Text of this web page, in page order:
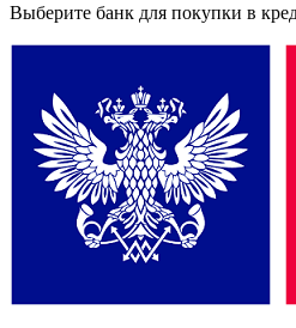
Выберите банк для покупки в